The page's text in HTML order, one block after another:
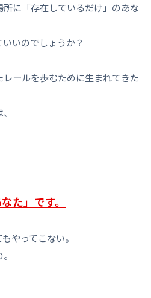
に「存在しているだけ」のあな
いのでしょうか？
ールを歩むために生まれてきた
た」です。
やってこない。